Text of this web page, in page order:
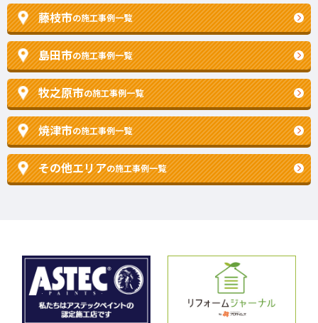
藤枝市の施工事例一覧
島田市の施工事例一覧
牧之原市の施工事例一覧
焼津市の施工事例一覧
その他エリアの施工事例一覧